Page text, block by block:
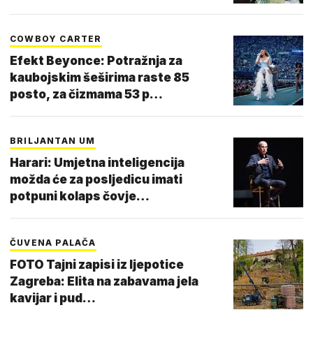
COWBOY CARTER
Efekt Beyonce: Potražnja za
kaubojskim šeširima raste 85
posto, za čizmama 53 p…
BRILJANTAN UM
Harari: Umjetna inteligencija
možda će za posljedicu imati
potpuni kolaps čovje…
ČUVENA PALAČA
FOTO Tajni zapisi iz ljepotice
Zagreba: Elita na zabavama jela
kavijar i pud…